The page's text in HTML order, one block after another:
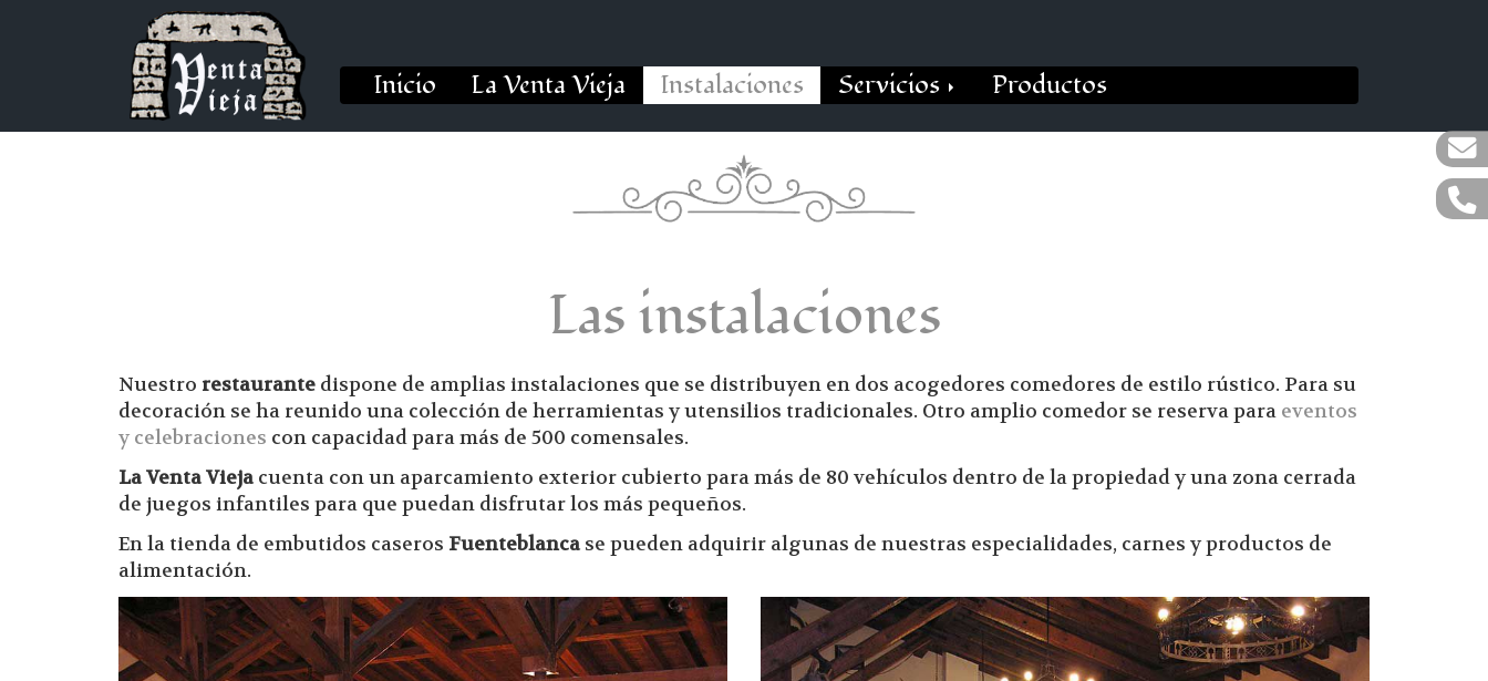
Inicio La Venta Vieja Instalaciones Servicios Productos
Las instalaciones
Nuestro restaurante dispone de amplias instalaciones que se distribuyen en dos acogedores comedores de estilo rústico. Para su
decoración se ha reunido una colección de herramientas y utensilios tradicionales. Otro amplio comedor se reserva para eventos
y celebraciones con capacidad para más de 500 comensales.
La Venta Vieja cuenta con un aparcamiento exterior cubierto para más de 80 vehículos dentro de la propiedad y una zona cerrada
de juegos infantiles para que puedan disfrutar los más pequeños.
En la tienda de embutidos caseros Fuenteblanca se pueden adquirir algunas de nuestras especialidades, carnes y productos de
alimentación.